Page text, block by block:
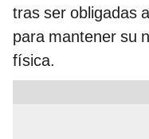
tras ser obligadas
para mantener su
física.